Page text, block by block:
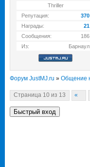
Thriller
Репутация:
370
Награды:
21
Сообщения:
186
Из:
Барнаул
Форум JustMJ.ru » Общение
Страница 10 из 13 «